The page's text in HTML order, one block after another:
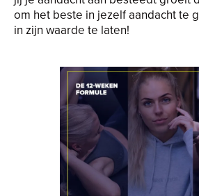
om het beste in jezelf aandacht te
in zijn waarde te laten!